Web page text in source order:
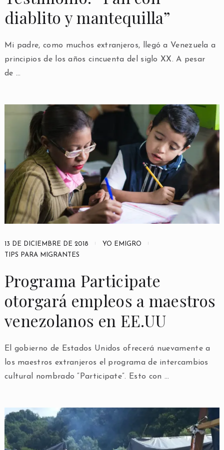
diablito y mantequilla”
Mi padre, como muchos extranjeros, llegó a Venezuela a
principios de los años cincuenta del siglo XX. A pesar
de …
13 DE DICIEMBRE DE 2018
YO EMIGRO
TIPS PARA MIGRANTES
Programa Participate
otorgará empleos a maestros
venezolanos en EE.UU
El gobierno de Estados Unidos ofrecerá nuevamente a
los maestros extranjeros el programa de intercambios
cultural nombrado “Participate”. Esto con …